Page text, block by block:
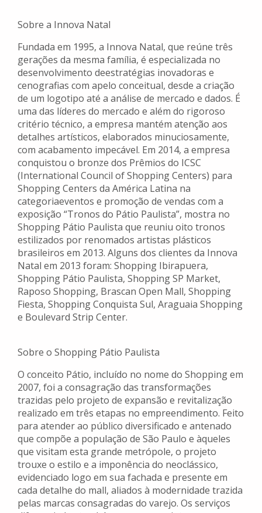
Sobre a Innova Natal
Fundada em 1995, a Innova Natal, que reúne três
gerações da mesma família, é especializada no
desenvolvimento deestratégias inovadoras e
cenografias com apelo conceitual, desde a criação
de um logotipo até a análise de mercado e dados. É
uma das líderes do mercado e além do rigoroso
critério técnico, a empresa mantém atenção aos
detalhes artísticos, elaborados minuciosamente,
com acabamento impecável. Em 2014, a empresa
conquistou o bronze dos Prêmios do ICSC
(International Council of Shopping Centers) para
Shopping Centers da América Latina na
categoriaeventos e promoção de vendas com a
exposição “Tronos do Pátio Paulista”, mostra no
Shopping Pátio Paulista que reuniu oito tronos
estilizados por renomados artistas plásticos
brasileiros em 2013. Alguns dos clientes da Innova
Natal em 2013 foram: Shopping Ibirapuera,
Shopping Pátio Paulista, Shopping SP Market,
Raposo Shopping, Brascan Open Mall, Shopping
Fiesta, Shopping Conquista Sul, Araguaia Shopping
e Boulevard Strip Center.
Sobre o Shopping Pátio Paulista
O conceito Pátio, incluído no nome do Shopping em
2007, foi a consagração das transformações
trazidas pelo projeto de expansão e revitalização
realizado em três etapas no empreendimento. Feito
para atender ao público diversificado e antenado
que compõe a população de São Paulo e àqueles
que visitam esta grande metrópole, o projeto
trouxe o estilo e a imponência do neoclássico,
evidenciado logo em sua fachada e presente em
cada detalhe do mall, aliados à modernidade trazida
pelas marcas consagradas do varejo. Os serviços